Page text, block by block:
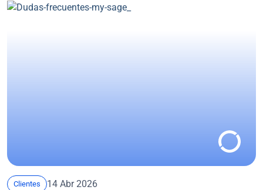
Clientes 14 Abr 2026